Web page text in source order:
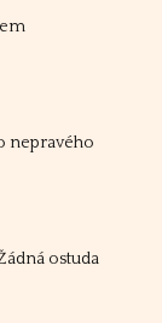
nepravého
ostuda